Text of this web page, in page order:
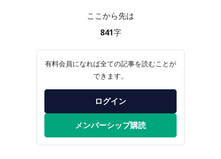
ここから先は
841字
有料会員になれば全ての記事を読むことが
できます。
ログイン
メンバーシップ購読